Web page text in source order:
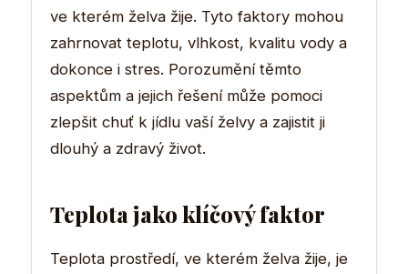
ve kterém želva žije. Tyto faktory mohou
zahrnovat teplotu, vlhkost, kvalitu vody a
dokonce i stres. Porozumění těmto
aspektům a jejich řešení může pomoci
zlepšit chuť k jídlu vaší želvy a zajistit ji
dlouhý a zdravý život.
Teplota jako klíčový faktor
Teplota prostředí, ve kterém želva žije, je